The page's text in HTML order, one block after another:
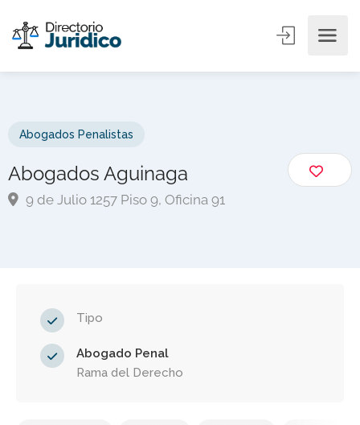
Abogados Penalistas
Abogados Aguinaga
9 de Julio 1257 Piso 9, Oficina 91
Tipo
Abogado Penal
Rama del Derecho